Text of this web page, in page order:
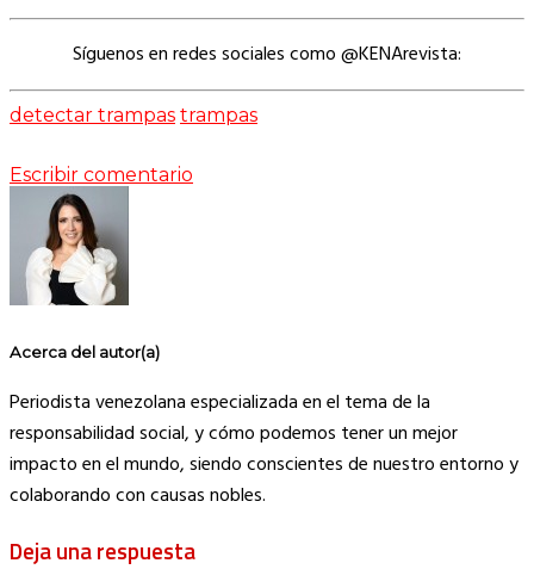
Síguenos en redes sociales como @KENArevista:
detectar trampas trampas
Escribir comentario
Acerca del autor(a)
Periodista venezolana especializada en el tema de la
responsabilidad social, y cómo podemos tener un mejor
impacto en el mundo, siendo conscientes de nuestro entorno y
colaborando con causas nobles.
Deja una respuesta